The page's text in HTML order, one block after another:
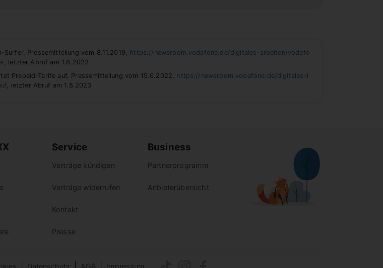
Pressemitteilung vom 8.11.2019, https://newsroom.vodafone.de/digitales-arbeiten/vodafo
, letzter Abruf am 1.8.2023
Prepaid-Tarife auf, Pressemitteilung vom 15.6.2022, https://newsroom.vodafone.de/digitales-l
, letzter Abruf am 1.8.2023
Service
Verträge kündigen
Verträge widerrufen
Kontakt
Presse
Business
Partnerprogramm
Anbieterübersicht
Datenschutz AGB Impressum